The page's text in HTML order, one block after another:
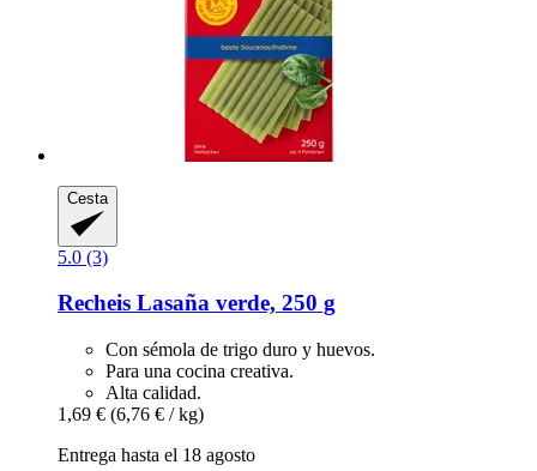
Cesta
5.0 (3)
Recheis Lasaña verde, 250 g
Con sémola de trigo duro y huevos.
Para una cocina creativa.
Alta calidad.
1,69 € (6,76 € / kg)
Entrega hasta el 18 agosto